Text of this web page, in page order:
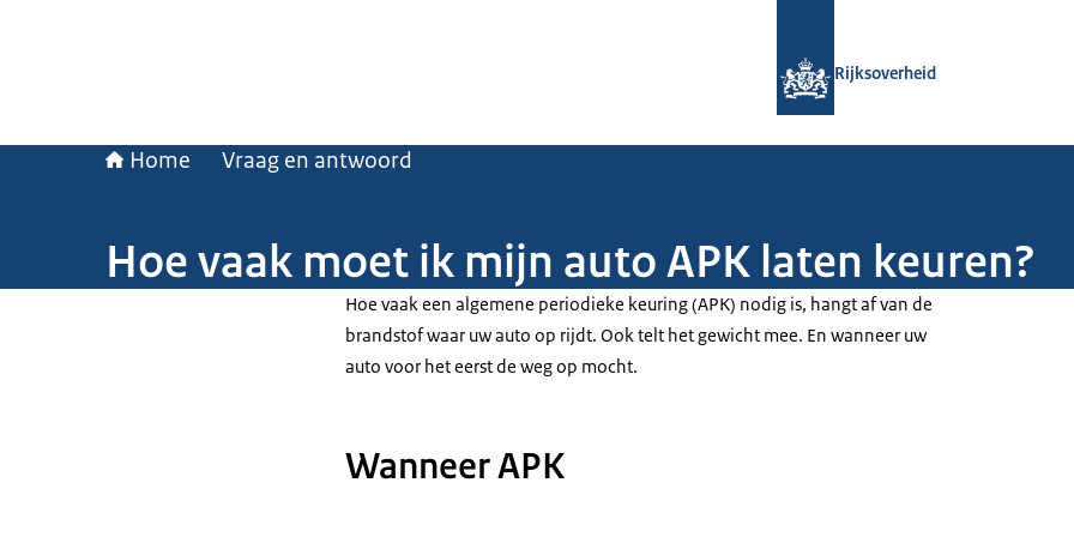
Rijksoverheid
Home Vraag en antwoord
Hoe vaak moet ik mijn auto APK laten keuren?
Hoe vaak een algemene periodieke keuring (APK) nodig is, hangt af van de
brandstof waar uw auto op rijdt. Ook telt het gewicht mee. En wanneer uw
auto voor het eerst de weg op mocht.
Wanneer APK